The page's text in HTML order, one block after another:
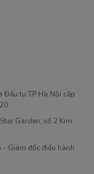
Đầu tư TP Hà Nội cấp
Garden, số 2 Kim
Giám đốc điều hành